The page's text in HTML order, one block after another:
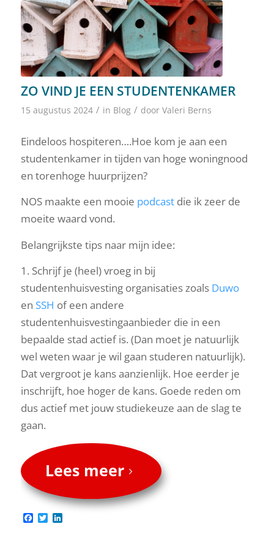
ZO VIND JE EEN STUDENTENKAMER
15 augustus 2024 / in Blog / door Valeri Berns
Eindeloos hospiteren….Hoe kom je aan een
studentenkamer in tijden van hoge woningnood
en torenhoge huurprijzen?
NOS maakte een mooie podcastdie ik zeer de
moeite waard vond.
Belangrijkste tips naar mijn idee:
1. Schrijf je (heel) vroeg in bij
studentenhuisvesting organisaties zoals Duwo
en SSH of een andere
studentenhuisvestingaanbieder die in een
bepaalde stad actief is. (Dan moet je natuurlijk
wel weten waar je wil gaan studeren natuurlijk).
Dat vergroot je kans aanzienlijk. Hoe eerder je
inschrijft, hoe hoger de kans. Goede reden om
dus actief met jouw studiekeuze aan de slag te
gaan.
Lees meer
Facebook
TwitterLinkedIn